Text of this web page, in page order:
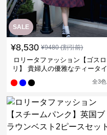
SALE
¥8,530 ¥9480(割引前)
ロリータファッション【ゴスロ
リ】 貴婦人の優雅なティータイ
全3色